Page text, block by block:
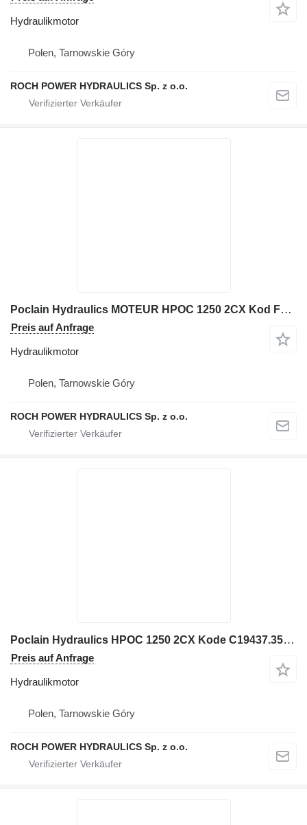
Hydraulikmotor
Polen, Tarnowskie Góry
ROCH POWER HYDRAULICS Sp. z o.o.
Poclain Hydraulics MOTEUR HPOC 1250 2CX Kod F19437.35 Hydraulikmotor für Bagger
Preis auf Anfrage
Hydraulikmotor
Polen, Tarnowskie Góry
ROCH POWER HYDRAULICS Sp. z o.o.
Poclain Hydraulics HPOC 1250 2CX Kode C19437.35 Hydraulikmotor für Bagger
Preis auf Anfrage
Hydraulikmotor
Polen, Tarnowskie Góry
ROCH POWER HYDRAULICS Sp. z o.o.